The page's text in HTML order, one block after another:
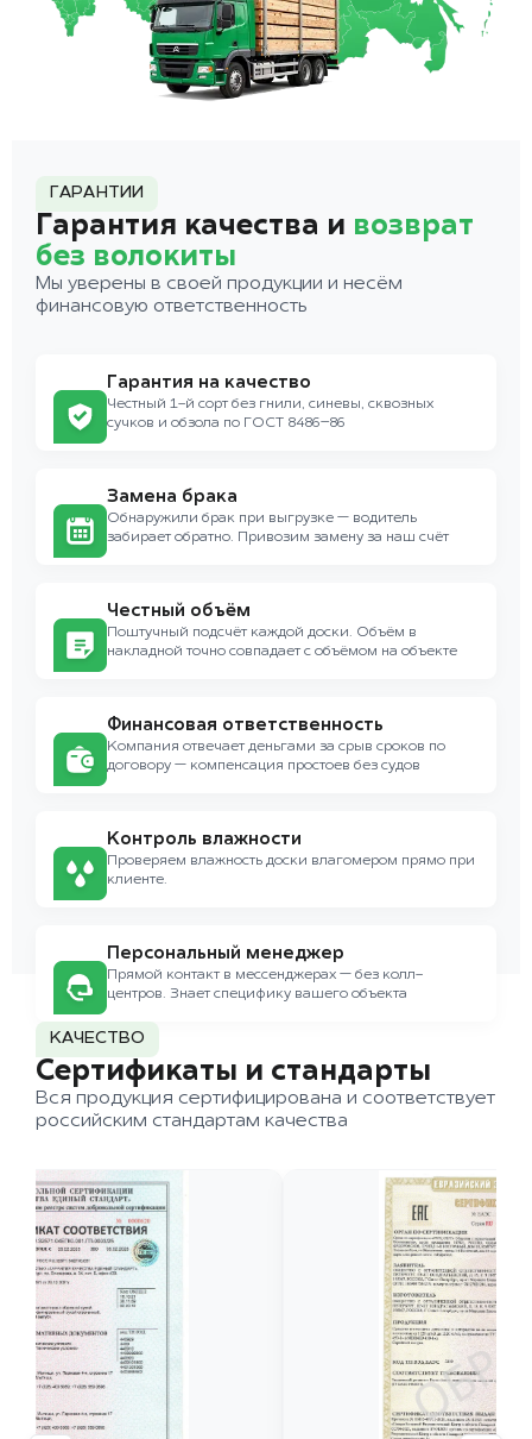
ГАРАНТИИ
Гарантия качества и возврат
без волокиты
Мы уверены в своей продукции и несём
финансовую ответственность
Гарантия на качество
Честный 1-й сорт без гнили, синевы, сквозных
сучков и обзола по ГОСТ 8486–86
Замена брака
Обнаружили брак при выгрузке — водитель
забирает обратно. Привозим замену за наш счёт
Честный объём
Поштучный подсчёт каждой доски. Объём в
накладной точно совпадает с объёмом на объекте
Финансовая ответственность
Компания отвечает деньгами за срыв сроков по
договору — компенсация простоев без судов
Контроль влажности
Проверяем влажность доски влагомером прямо при
клиенте.
Персональный менеджер
Прямой контакт в мессенджерах — без колл-
центров. Знает специфику вашего объекта
КАЧЕСТВО
Сертификаты и стандарты
Вся продукция сертифицирована и соответствует
российским стандартам качества